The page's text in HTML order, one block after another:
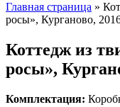
Главная страница »
росы», Курганово,
Коттедж из
росы»,
Комплектация: